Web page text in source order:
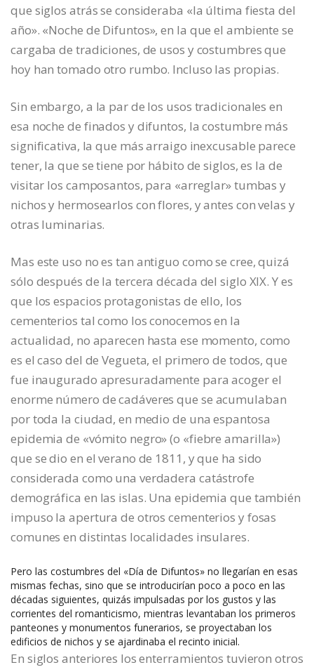
que siglos atrás se consideraba «la última fiesta del
año». «Noche de Difuntos», en la que el ambiente se
cargaba de tradiciones, de usos y costumbres que
hoy han tomado otro rumbo. Incluso las propias.
Sin embargo, a la par de los usos tradicionales en
esa noche de finados y difuntos, la costumbre más
significativa, la que más arraigo inexcusable parece
tener, la que se tiene por hábito de siglos, es la de
visitar los camposantos, para «arreglar» tumbas y
nichos y hermosearlos con flores, y antes con velas y
otras luminarias.
Mas este uso no es tan antiguo como se cree, quizá
sólo después de la tercera década del siglo XIX. Y es
que los espacios protagonistas de ello, los
cementerios tal como los conocemos en la
actualidad, no aparecen hasta ese momento, como
es el caso del de Vegueta, el primero de todos, que
fue inaugurado apresuradamente para acoger el
enorme número de cadáveres que se acumulaban
por toda la ciudad, en medio de una espantosa
epidemia de «vómito negro» (o «fiebre amarilla»)
que se dio en el verano de 1811, y que ha sido
considerada como una verdadera catástrofe
demográfica en las islas. Una epidemia que también
impuso la apertura de otros cementerios y fosas
comunes en distintas localidades insulares.
Pero las costumbres del «Día de Difuntos» no llegarían en esas
mismas fechas, sino que se introducirían poco a poco en las
décadas siguientes, quizás impulsadas por los gustos y las
corrientes del romanticismo, mientras levantaban los primeros
panteones y monumentos funerarios, se proyectaban los
edificios de nichos y se ajardinaba el recinto inicial.
En siglos anteriores los enterramientos tuvieron otros